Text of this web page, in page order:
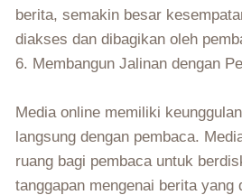
berita, semakin besar
diakses dan dibagikan oleh
6. Membangun Jalinan dengan
Media online memiliki
langsung dengan pembaca.
ruang bagi pembaca untuk
tanggapan mengenai berita yang